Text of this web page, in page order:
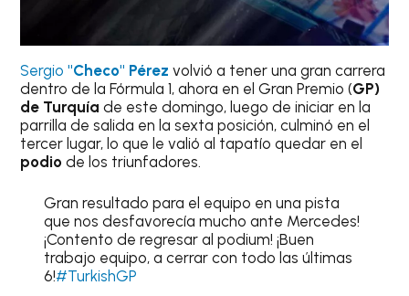
Sergio"Checo" Pérez volvió a tener una gran carrera
dentro de la Fórmula 1, ahora en el Gran Premio (GP)
de Turquía de este domingo, luego de iniciar en la
parrilla de salida en la sexta posición, culminó en el
tercer lugar, lo que le valió al tapatío quedar en el
podio de los triunfadores.
Gran resultado para el equipo en una pista
que nos desfavorecía mucho ante Mercedes!
¡Contento de regresar al podium! ¡Buen
trabajo equipo, a cerrar con todo las últimas
6!#TurkishGP